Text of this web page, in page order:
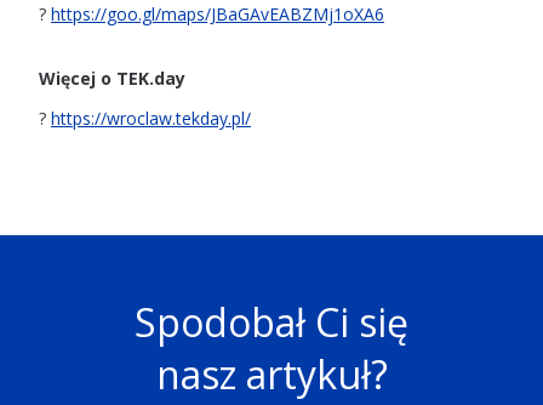
? https://goo.gl/maps/JBaGAvEABZMj1oXA6
Więcej o TEK.day
? https://wroclaw.tekday.pl/
Spodobał Ci się
nasz artykuł?